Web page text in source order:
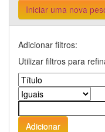
Iniciar uma nova
Adicionar filtros:
Utilizar filtros para